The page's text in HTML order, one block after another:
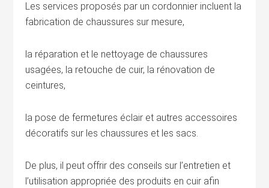
Les services proposés par un cordonnier incluent la
fabrication de chaussures sur mesure,
la réparation et le nettoyage de chaussures
usagées, la retouche de cuir, la rénovation de
ceintures,
la pose de fermetures éclair et autres accessoires
décoratifs sur les chaussures et les sacs.
De plus, il peut offrir des conseils sur l’entretien et
l’utilisation appropriée des produits en cuir afin